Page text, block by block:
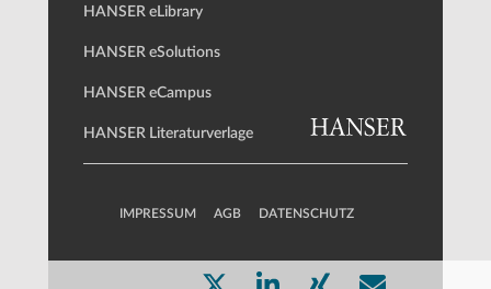
HANSER eLibrary
HANSER eSolutions
HANSER eCampus
HANSER Literaturverlage
IMPRESSUM AGB DATENSCHUTZ